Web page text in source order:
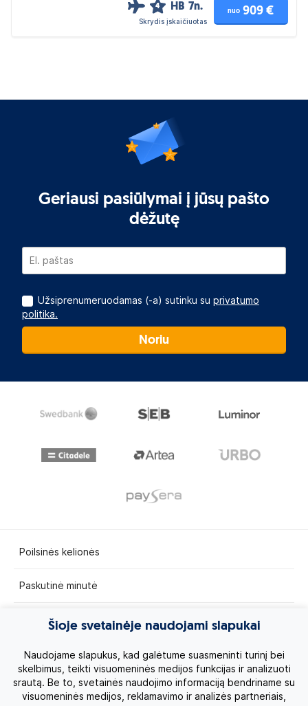
4 HB 7n.
Skrydis įskaičiuotas
nuo 909 €
Geriausi pasiūlymai į jūsų pašto
dėžutę
Užsiprenumeruodamas (-a) sutinku su privatumo
politika.
Noriu
Poilsinės kelionės
Paskutinė minutė
Egzotinės kelionės
Kruizai
Kelionės po Lietuvą
Šioje svetainėje naudojami slapukai
Naudojame slapukus, kad galėtume suasmeninti turinį bei
skelbimus, teikti visuomeninės medijos funkcijas ir analizuoti
srautą. Be to, svetainės naudojimo informaciją bendriname su
visuomeninės medijos, reklamavimo ir analizės partneriais,